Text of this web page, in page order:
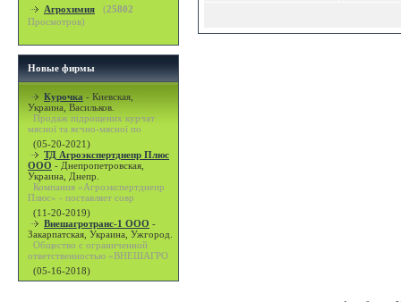
Агрохимия (25802
Просмотров)
Новые фирмы
Курочка - Киевская,
Украина, Васильков.
Продаж підрощених курчат
мясної та яєчно-мясної по
(05-20-2021)
ТД Агроэкспертднепр Плюс
ООО - Днепропетровская,
Украина, Днепр.
Компания «Агроэкспертднепр
Плюс» - поставляет совр
(11-20-2019)
Внешагротранс-1 ООО -
Закарпатская, Украина, Ужгород.
Общество с ограниченной
ответственностью «ВНЕШАГРО
(05-16-2018)